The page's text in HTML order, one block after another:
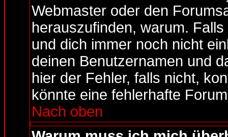
Webmaster oder den
herauszufinden, warum.
und dich immer noch nicht
deinen Benutzernamen und
hier der Fehler, falls nicht,
könnte eine fehlerhafte
Nach oben